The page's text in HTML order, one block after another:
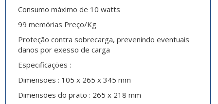
Consumo máximo de 10 watts
99 memórias Preço/Kg
Proteção contra sobrecarga, prevenindo eventuais
danos por exesso de carga
Especificações :
Dimensões : 105 x 265 x 345 mm
Dimensões do prato : 265 x 218 mm